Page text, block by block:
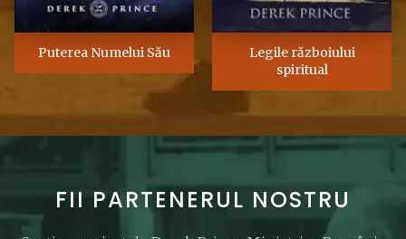
Puterea Numelui Său
Legile războiului
spiritual
FII PARTENERUL NOSTRU